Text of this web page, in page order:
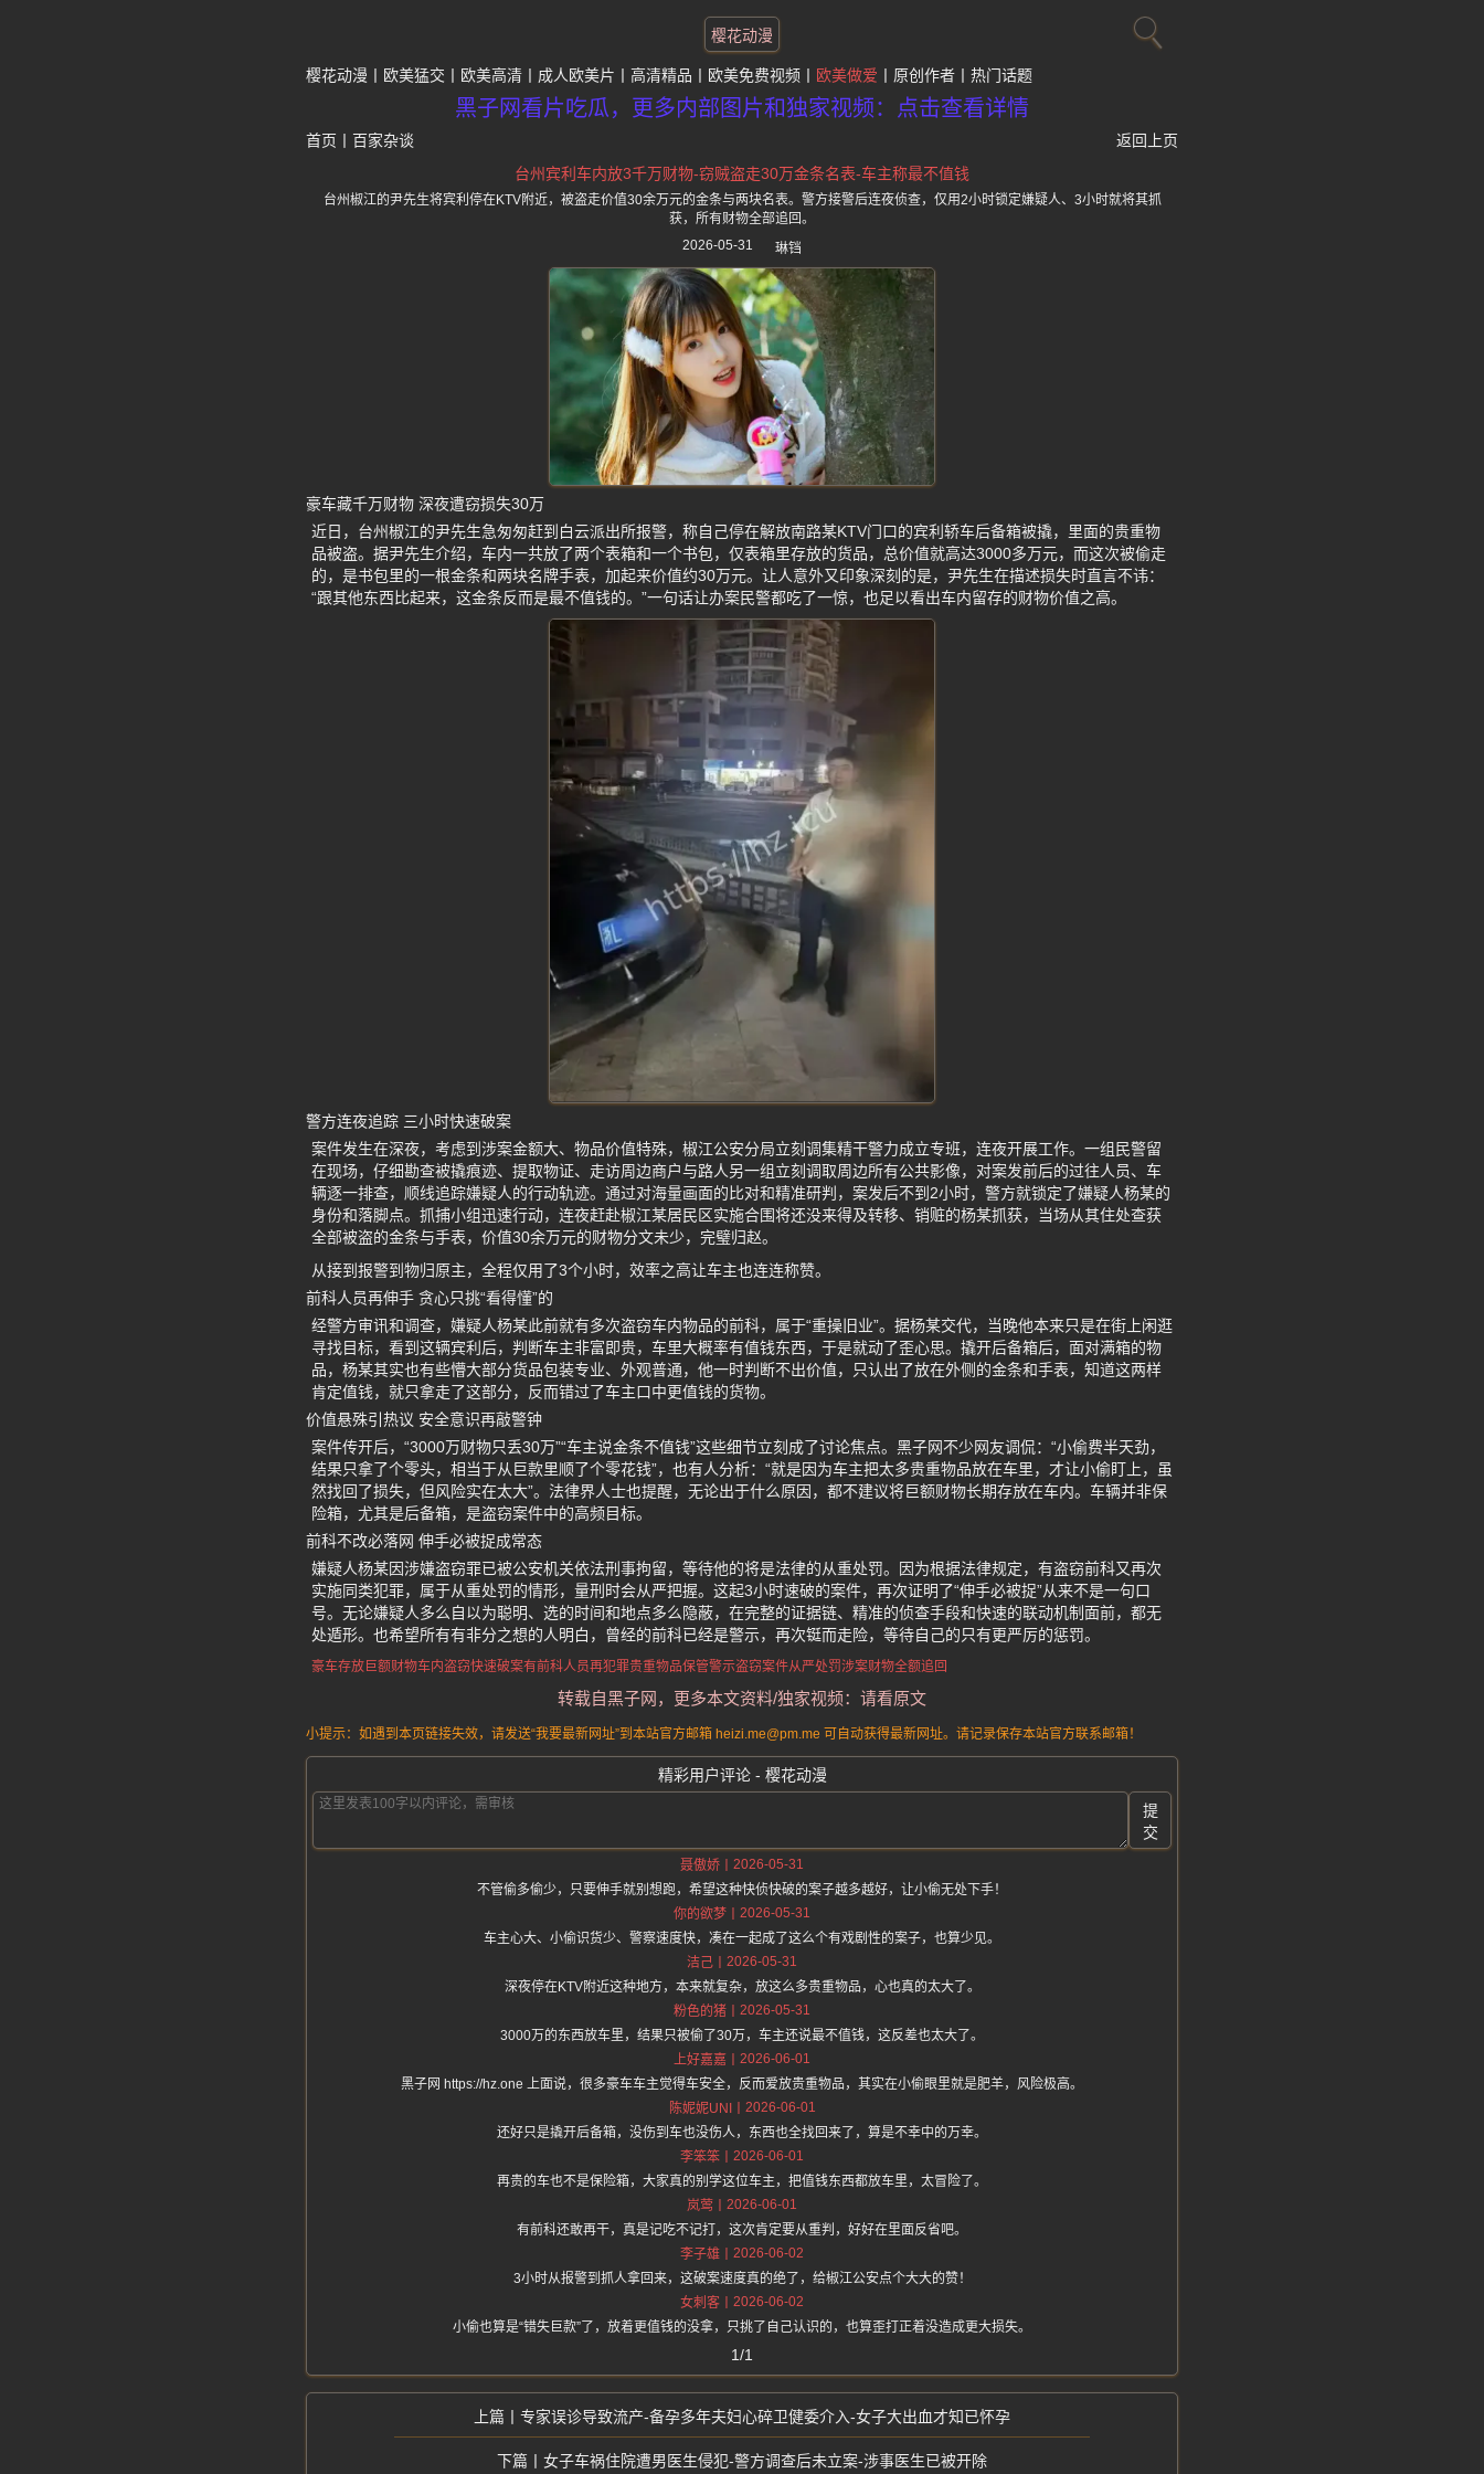
樱花动漫
樱花动漫 欧美猛交 欧美高清 成人欧美片 高清精品 欧美免费视频 欧美做爱 原创作者 热门话题
黑子网看片吃瓜，更多内部图片和独家视频：点击查看详情
首页 百家杂谈
返回上页
台州宾利车内放3千万财物-窃贼盗走30万金条名表-车主称最不值钱
台州椒江的尹先生将宾利停在KTV附近，被盗走价值30余万元的金条与两块名表。警方接警后连夜侦查，仅用2小时锁定嫌疑人、3小时就将其抓
获，所有财物全部追回。
2026-05-31
琳铛
豪车藏千万财物 深夜遭窃损失30万
近日，台州椒江的尹先生急匆匆赶到白云派出所报警，称自己停在解放南路某KTV门口的宾利轿车后备箱被撬，里面的贵重物
品被盗。据尹先生介绍，车内一共放了两个表箱和一个书包，仅表箱里存放的货品，总价值就高达3000多万元，而这次被偷走
的，是书包里的一根金条和两块名牌手表，加起来价值约30万元。让人意外又印象深刻的是，尹先生在描述损失时直言不讳：
“跟其他东西比起来，这金条反而是最不值钱的。”一句话让办案民警都吃了一惊，也足以看出车内留存的财物价值之高。
警方连夜追踪 三小时快速破案
案件发生在深夜，考虑到涉案金额大、物品价值特殊，椒江公安分局立刻调集精干警力成立专班，连夜开展工作。一组民警留
在现场，仔细勘查被撬痕迹、提取物证、走访周边商户与路人另一组立刻调取周边所有公共影像，对案发前后的过往人员、车
辆逐一排查，顺线追踪嫌疑人的行动轨迹。通过对海量画面的比对和精准研判，案发后不到2小时，警方就锁定了嫌疑人杨某的
身份和落脚点。抓捕小组迅速行动，连夜赶赴椒江某居民区实施合围将还没来得及转移、销赃的杨某抓获，当场从其住处查获
全部被盗的金条与手表，价值30余万元的财物分文未少，完璧归赵。
从接到报警到物归原主，全程仅用了3个小时，效率之高让车主也连连称赞。
前科人员再伸手 贪心只挑“看得懂”的
经警方审讯和调查，嫌疑人杨某此前就有多次盗窃车内物品的前科，属于“重操旧业”。据杨某交代，当晚他本来只是在街上闲逛
寻找目标，看到这辆宾利后，判断车主非富即贵，车里大概率有值钱东西，于是就动了歪心思。撬开后备箱后，面对满箱的物
品，杨某其实也有些懵大部分货品包装专业、外观普通，他一时判断不出价值，只认出了放在外侧的金条和手表，知道这两样
肯定值钱，就只拿走了这部分，反而错过了车主口中更值钱的货物。
价值悬殊引热议 安全意识再敲警钟
案件传开后，“3000万财物只丢30万”“车主说金条不值钱”这些细节立刻成了讨论焦点。黑子网不少网友调侃：“小偷费半天劲，
结果只拿了个零头，相当于从巨款里顺了个零花钱”，也有人分析：“就是因为车主把太多贵重物品放在车里，才让小偷盯上，虽
然找回了损失，但风险实在太大”。法律界人士也提醒，无论出于什么原因，都不建议将巨额财物长期存放在车内。车辆并非保
险箱，尤其是后备箱，是盗窃案件中的高频目标。
前科不改必落网 伸手必被捉成常态
嫌疑人杨某因涉嫌盗窃罪已被公安机关依法刑事拘留，等待他的将是法律的从重处罚。因为根据法律规定，有盗窃前科又再次
实施同类犯罪，属于从重处罚的情形，量刑时会从严把握。这起3小时速破的案件，再次证明了“伸手必被捉”从来不是一句口
号。无论嫌疑人多么自以为聪明、选的时间和地点多么隐蔽，在完整的证据链、精准的侦查手段和快速的联动机制面前，都无
处遁形。也希望所有有非分之想的人明白，曾经的前科已经是警示，再次铤而走险，等待自己的只有更严厉的惩罚。
豪车存放巨额财物车内盗窃快速破案有前科人员再犯罪贵重物品保管警示盗窃案件从严处罚涉案财物全额追回
转载自黑子网，更多本文资料/独家视频：请看原文
小提示：如遇到本页链接失效，请发送“我要最新网址”到本站官方邮箱 heizi.me@pm.me 可自动获得最新网址。请记录保存本站官方联系邮箱！
精彩用户评论 - 樱花动漫
提
交
聂傲娇
2026-05-31
不管偷多偷少，只要伸手就别想跑，希望这种快侦快破的案子越多越好，让小偷无处下手！
你的欲梦
2026-05-31
车主心大、小偷识货少、警察速度快，凑在一起成了这么个有戏剧性的案子，也算少见。
洁己
2026-05-31
深夜停在KTV附近这种地方，本来就复杂，放这么多贵重物品，心也真的太大了。
粉色的猪
2026-05-31
3000万的东西放车里，结果只被偷了30万，车主还说最不值钱，这反差也太大了。
上好嘉嘉
2026-06-01
黑子网 https://hz.one 上面说，很多豪车车主觉得车安全，反而爱放贵重物品，其实在小偷眼里就是肥羊，风险极高。
陈妮妮UNI
2026-06-01
还好只是撬开后备箱，没伤到车也没伤人，东西也全找回来了，算是不幸中的万幸。
李笨笨
2026-06-01
再贵的车也不是保险箱，大家真的别学这位车主，把值钱东西都放车里，太冒险了。
岚莺
2026-06-01
有前科还敢再干，真是记吃不记打，这次肯定要从重判，好好在里面反省吧。
李子雄
2026-06-02
3小时从报警到抓人拿回来，这破案速度真的绝了，给椒江公安点个大大的赞！
女刺客
2026-06-02
小偷也算是“错失巨款”了，放着更值钱的没拿，只挑了自己认识的，也算歪打正着没造成更大损失。
1/1
专家误诊导致流产-备孕多年夫妇心碎卫健委介入-女子大出血才知已怀孕
女子车祸住院遭男医生侵犯-警方调查后未立案-涉事医生已被开除